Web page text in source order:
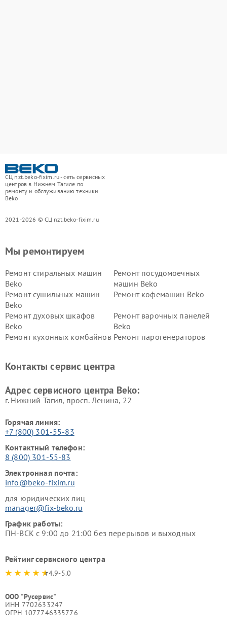
СЦ nzt.beko-fixim.ru - сеть сервисных
центров в Нижнем Тагиле по
ремонту и обслуживанию техники
Beko
2021-2026 © СЦ nzt.beko-fixim.ru
Мы ремонтируем
Ремонт стиральных машин
Beko
Ремонт посудомоечных
машин Beko
Ремонт сушильных машин
Beko
Ремонт кофемашин Beko
Ремонт духовых шкафов
Beko
Ремонт варочных панелей
Beko
Ремонт кухонных комбайнов Ремонт парогенераторов
Ремонт холодильников Beko Ремонт морозильных камер
Контакты сервис центра
Адрес сервисного центра Beko:
г. Нижний Тагил, просп. Ленина, 22
Горячая линия:
+7 (800) 301-55-83
Контактный телефон:
8 (800) 301-55-83
Электронная почта:
info@beko-fixim.ru
для юридических лиц
manager@fix-beko.ru
График работы:
ПН-ВСК с 9:00 до 21:00 без перерывов и выходных
Рейтинг сервисного центра
4.9-5.0
ООО "Русервис"
ИНН 7702633247
ОГРН 1077746335776